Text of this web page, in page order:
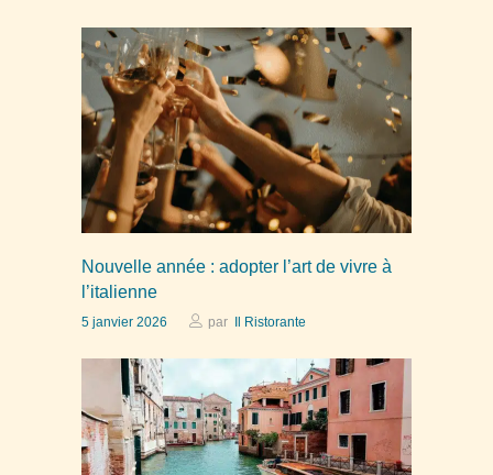
Nouvelle année : adopter l’art de vivre à
l’italienne
5 janvier 2026 par Il Ristorante